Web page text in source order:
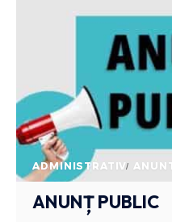
ADMINISTRATIV
ANUNȚ PUBLIC